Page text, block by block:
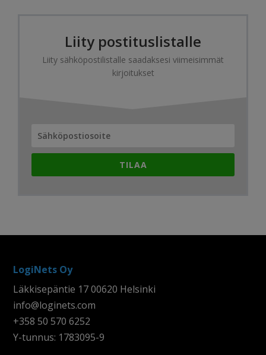
Liity postituslistalle
Liity sähköpostilistalle saadaksesi viimeisimmät
kirjoitukset
TILAA
LogiNets Oy
Läkkisepäntie 17 00620 Helsinki
info@loginets.com
+358 50 570 6252
Y-tunnus: 1783095-9